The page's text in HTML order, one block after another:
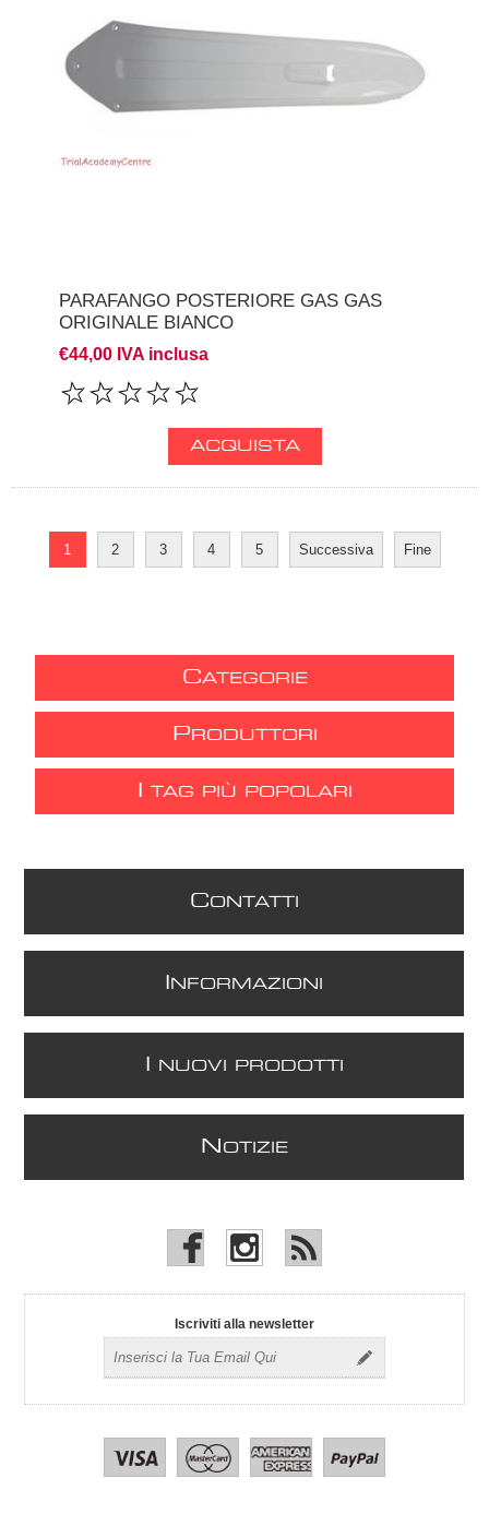
PARAFANGO POSTERIORE GAS GAS
ORIGINALE BIANCO
€44,00 IVA inclusa
1 2 3 4 5 Successiva Fine
CATEGORIE
PRODUTTORI
TAG PIÙ POPOLARI
CONTATTI
NFORMAZIONI
NUOVI PRODOTTI
N OTIZIE
Iscriviti alla newsletter